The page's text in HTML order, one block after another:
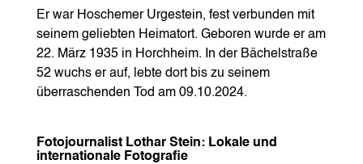
Er war Hoschemer Urgestein, fest verbunden mit
seinem geliebten Heimatort. Geboren wurde er am
22. März 1935 in Horchheim. In der Bächelstraße
52 wuchs er auf, lebte dort bis zu seinem
überraschenden Tod am 09.10.2024.
Fotojournalist Lothar Stein: Lokale und
internationale Fotografie